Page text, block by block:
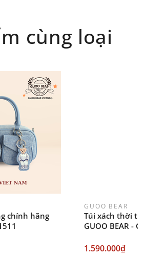
dụng: Khách hàng đặt
trên trangWEBSITE/
hàng: Đối với đơn hàng Online tại
phẩm sẽ được giao sớm nhất là 1
cùng loại
chính hãng
GUOO BEAR
Túi xách thời
GUOO BEAR -
1.590.000₫